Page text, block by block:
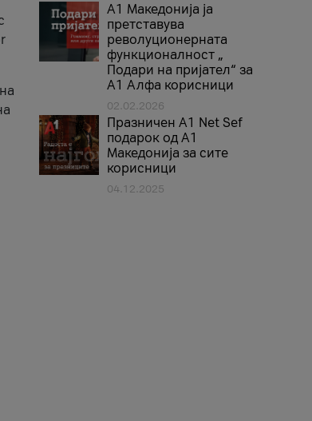
А1 Македонија ја
претставува
револуционерната
функционалност „
Подари на пријател“ за
А1 Алфа корисници
02.02.2026
Празничен A1 Net Sеf
подарок од А1
Македонија за сите
корисници
04.12.2025